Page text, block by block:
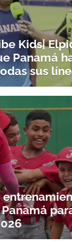
Kids|
Panamá
sus